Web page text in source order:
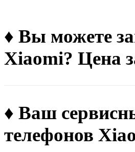
♦ Вы можете
Xiaomi? Цена
♦ Ваш
телефонов